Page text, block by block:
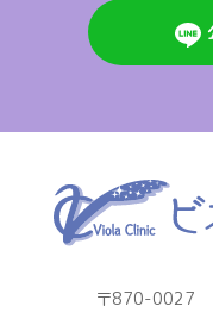
〒870-0027